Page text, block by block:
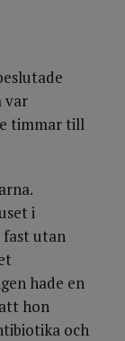
var
timmar till
i
fast utan
hade en
hon
och